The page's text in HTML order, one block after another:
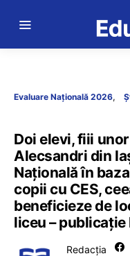
Evaluare Națională 2026
Doi elevi, fiii
Alecsandri din
Națională în
copii cu CES,
beneficieze de
liceu – publicație
Redacția